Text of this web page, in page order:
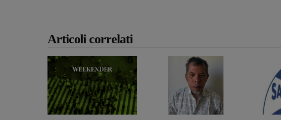
Articoli correlati